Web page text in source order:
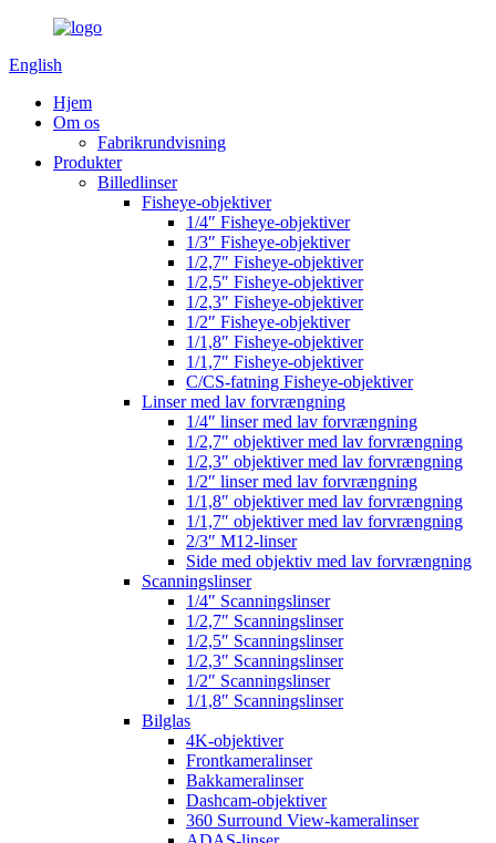
English
Hjem
Om os
Fabrikrundvisning
Produkter
Billedlinser
Fisheye-objektiver
1/4″ Fisheye-objektiver
1/3″ Fisheye-objektiver
1/2,7″ Fisheye-objektiver
1/2,5″ Fisheye-objektiver
1/2,3″ Fisheye-objektiver
1/2″ Fisheye-objektiver
1/1,8″ Fisheye-objektiver
1/1,7″ Fisheye-objektiver
C/CS-fatning Fisheye-objektiver
Linser med lav forvrængning
1/4″ linser med lav forvrængning
1/2,7″ objektiver med lav forvrængning
1/2,3″ objektiver med lav forvrængning
1/2″ linser med lav forvrængning
1/1,8″ objektiver med lav forvrængning
1/1,7″ objektiver med lav forvrængning
2/3″ M12-linser
Side med objektiv med lav forvrængning
Scanningslinser
1/4″ Scanningslinser
1/2,7″ Scanningslinser
1/2,5″ Scanningslinser
1/2,3″ Scanningslinser
1/2″ Scanningslinser
1/1,8″ Scanningslinser
Bilglas
4K-objektiver
Frontkameralinser
Bakkameralinser
Dashcam-objektiver
360 Surround View-kameralinser